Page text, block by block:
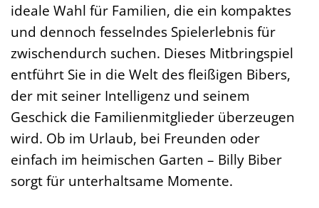
ideale Wahl für Familien, die ein kompaktes
und dennoch fesselndes Spielerlebnis für
zwischendurch suchen. Dieses Mitbringspiel
entführt Sie in die Welt des fleißigen Bibers,
der mit seiner Intelligenz und seinem
Geschick die Familienmitglieder überzeugen
wird. Ob im Urlaub, bei Freunden oder
einfach im heimischen Garten – Billy Biber
sorgt für unterhaltsame Momente.